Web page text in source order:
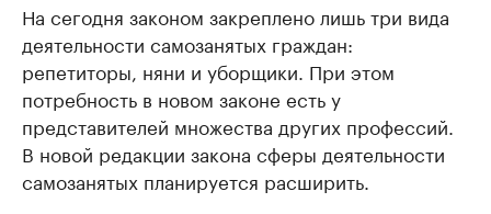
На сегодня законом закреплено лишь три вида
деятельности самозанятых граждан:
репетиторы, няни и уборщики. При этом
потребность в новом законе есть у
представителей множества других профессий.
В новой редакции закона сферы деятельности
самозанятых планируется расширить.